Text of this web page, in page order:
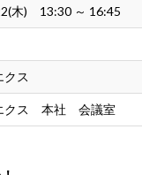
木) 13:30 ～ 16:45
クス
クス 本社 会議室